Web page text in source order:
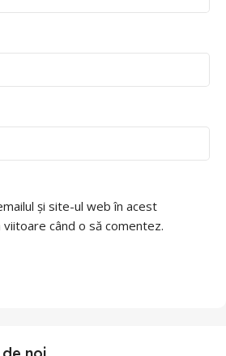
și site-ul web în acest
când o să comentez.